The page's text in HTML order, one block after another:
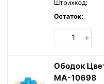
Штрихкод:
Остаток:
+
Ободок
МА-10698